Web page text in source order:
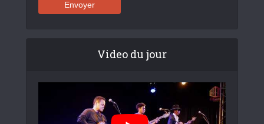
Video du jour